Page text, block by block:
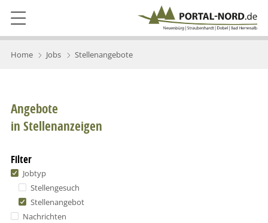
Home Jobs Stellenangebote
Angebote
in Stellenanzeigen
Filter
Jobtyp
Stellengesuch
Stellenangebot
Nachrichten